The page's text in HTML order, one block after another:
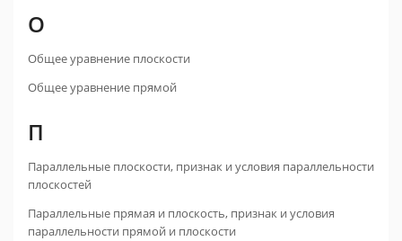
О
Общее уравнение плоскости
Общее уравнение прямой
П
Параллельные плоскости, признак и условия параллельности
плоскостей
Параллельные прямая и плоскость, признак и условия
параллельности прямой и плоскости